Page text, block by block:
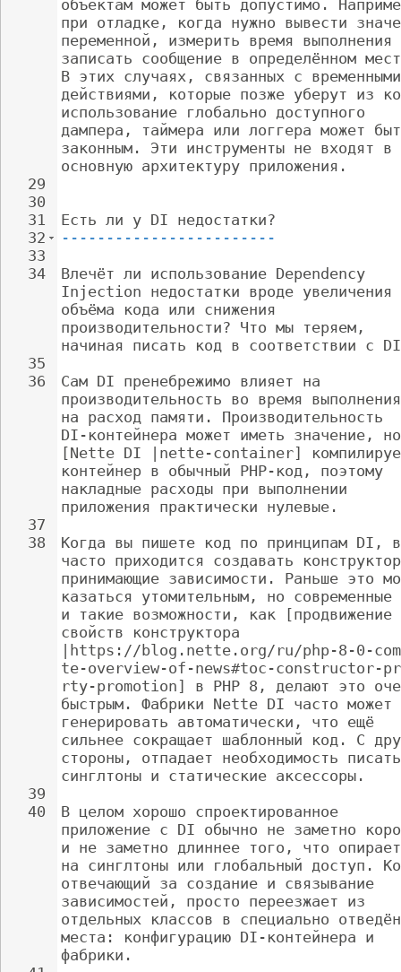
29
30
31
32
33
34
35
36
37
38
39
40
объектам может быть допустимо.
при отладке, когда нужно вывести
переменной, измерить время
записать сообщение в определённом
В этих случаях, связанных с
действиями, которые позже уберут из
использование глобально доступного
дампера, таймера или логгера может
законным. Эти инструменты не входят в
основную архитектуру приложения.
Есть ли у DI недостатки?
------------------------
Влечёт ли использование Dependency
Injection недостатки вроде увеличения
объёма кода или снижения
производительности? Что мы теряем,
начиная писать код в соответствии с
Сам DI пренебрежимо влияет на
производительность во время
на расход памяти. Производительность
DI-контейнера может иметь значение,
[Nette DI |nette-container]
контейнер в обычный PHP-код, поэтому
накладные расходы при выполнении
приложения практически нулевые.
Когда вы пишете код по принципам DI,
часто приходится создавать
принимающие зависимости. Раньше это
казаться утомительным, но
и такие возможности, как [продвижение
свойств конструктора
|https://blog.nette.org/ru/php-8-0-
te-overview-of-news#toc-constructor-
rty-promotion] в PHP 8, делают это
быстрым. Фабрики Nette DI часто может
генерировать автоматически, что ещё
сильнее сокращает шаблонный код. С
стороны, отпадает необходимость
синглтоны и статические аксессоры.
В целом хорошо спроектированное
приложение с DI обычно не заметно
и не заметно длиннее того, что
на синглтоны или глобальный доступ.
отвечающий за создание и связывание
зависимостей, просто переезжает из
отдельных классов в специально
места: конфигурацию DI-контейнера и
фабрики.